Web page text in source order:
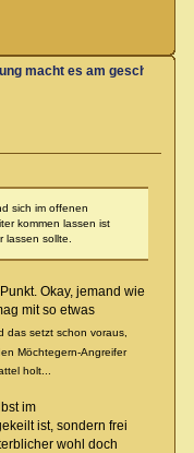
macht es am
sich im offenen
kommen lassen ist
lassen sollte.
Okay, jemand wie
mit so etwas
das setzt schon voraus,
Möchtegern-Angreifer
holt...
im
ist, sondern frei
wohl doch